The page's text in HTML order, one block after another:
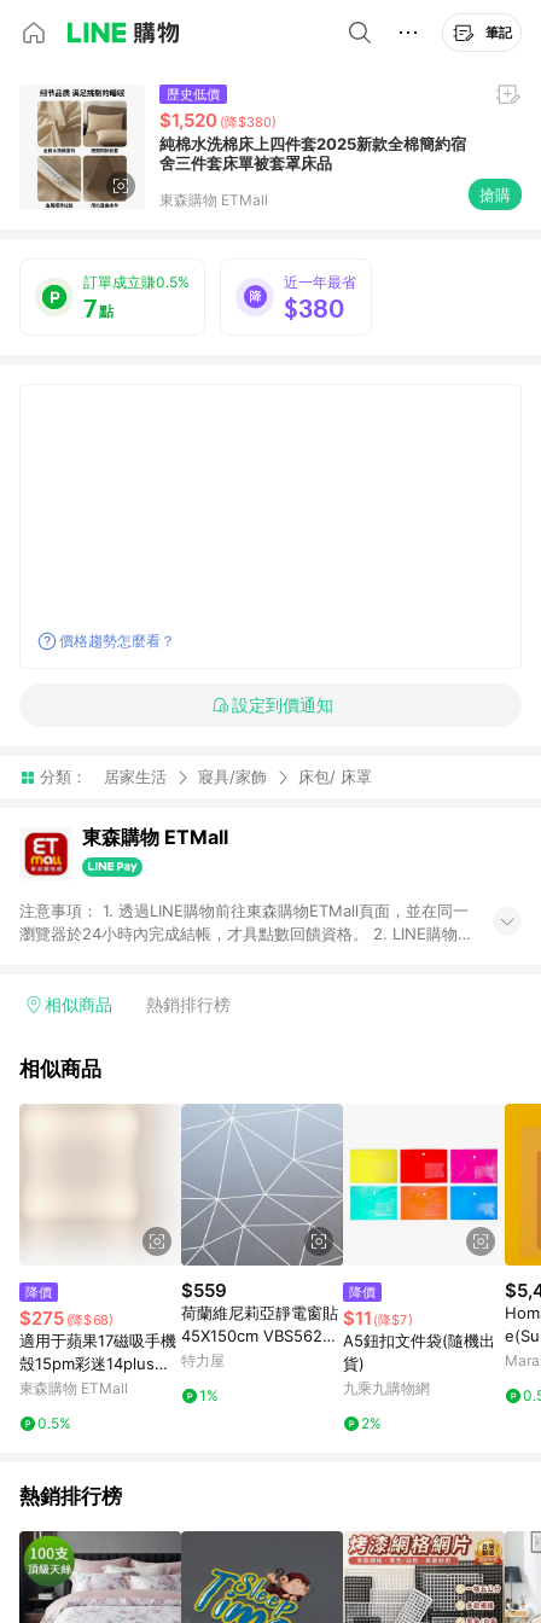
筆記
歷史低價
$1,520 (降$380)
純棉水洗棉床上四件套2025新款全棉簡約宿
舍三件套床單被套罩床品
東森購物 ETMall 搶購
訂單成立賺0.5%
7點
近一年最省
$380
價格趨勢怎麼看？
設定到價通知
分類： 居家生活 寢具/家飾 床包/ 床罩
東森購物 ETMall
注意事項： 1. 透過LINE購物前往東森購物ETMall頁面，並在同一
瀏覽器於24小時內完成結帳，才具點數回饋資格。 2. LINE購物
單，皆不在點數回饋範圍內。 3. 如購買以下類別商品，將無法獲
球嚴選、商城、專案商品、「草莓網」全館商品。 4. 如取消訂
回饋。 5. 點數回饋會扣除所有折扣優惠後之最終發票金額計算，
實際回饋請依LINE購物通知為主。 6. 訂單如有使用東森購物
ETMall站內之折扣優惠(包含但不限於東森幣、樂透金、東森現金
券等)，不具點數回饋資格。詳細請依東森購物ETMall之結帳頁面
顯示為準。 7. LINE購物設有「單一商品最高回饋點數」機制(特
殊活動時開放「回饋無上限」)，以同一訂單中同一商品不論件數
計算，並依訂單成立時間當下LINE購物所設定的回饋機制為準。
8. LINE購物為購物資訊整合性平台，商品資料更新會有時間差，
如顯示之商品規格、顏色、價位、贈品與東森購物ETMall銷售網
頁不符，以銷售網頁標示為準。 9. 若有贈點爭議，請務必於訂單
日期+180天以內至LINE購物客服洽詢；若超過180天(含)以上進
行申訴，恕無法贈點回饋。 10. 部分點數紅包僅限指定商品使
用，或不適用於無回饋商品。各點數紅包之適用商品與使用條件
請依點數紅包頁面規則為準。
相似商品 熱銷排行榜
相似商品
降價
$275 (降$68)
適用于蘋果17磁吸手機
殼15pm彩迷14plus雙
層p硅膠iphone16pro
摔高級耐用磨軍事風m
東森購物 ETMall
0.5%
$559
荷蘭維尼莉亞靜電窗貼
45X150cm VBS56227
多邊形
特力屋
1%
降價
$11 (降$7)
A5鈕扣文件袋(隨機出
貨)
九乘九購物網
2%
f
熱銷排行榜